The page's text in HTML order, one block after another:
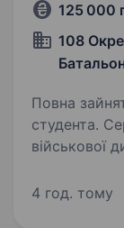
125 000
108
Повна
студента. Середня
військової
вік 18−24 роки; бажання
4 год. тому